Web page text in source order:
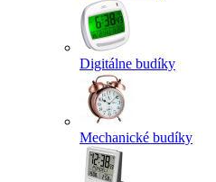
Digitálne budíky
Mechanické budíky